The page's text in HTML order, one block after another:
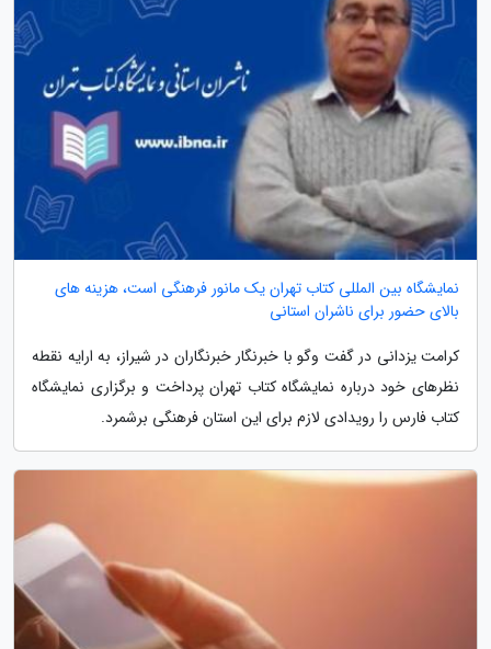
نمایشگاه بین المللی کتاب تهران یک مانور فرهنگی است، هزینه های
بالای حضور برای ناشران استانی
کرامت یزدانی در گفت وگو با خبرنگار خبرنگاران در شیراز، به ارایه نقطه
نظرهای خود درباره نمایشگاه کتاب تهران پرداخت و برگزاری نمایشگاه
کتاب فارس را رویدادی لازم برای این استان فرهنگی برشمرد.